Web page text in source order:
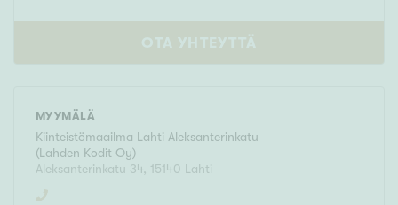
OTA YHTEYTTÄ
MYYMÄLÄ
Kiinteistömaailma Lahti Aleksanterinkatu
(Lahden Kodit Oy)
Aleksanterinkatu 34, 15140 Lahti